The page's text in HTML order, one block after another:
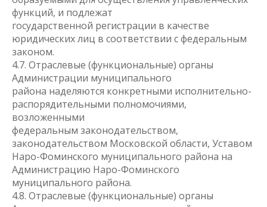
функций, и подлежат
государственной регистрации в качестве
юридических лиц в соответствии с федеральным
законом.
4.7. Отраслевые (функциональные) органы
Администрации муниципального
района наделяются конкретными исполнительно-
распорядительными полномочиями,
возложенными
федеральным законодательством,
законодательством Московской области, Уставом
Наро-Фоминского муниципального района на
Администрацию Наро-Фоминского
муниципального района.
4.8. Отраслевые (функциональные) органы